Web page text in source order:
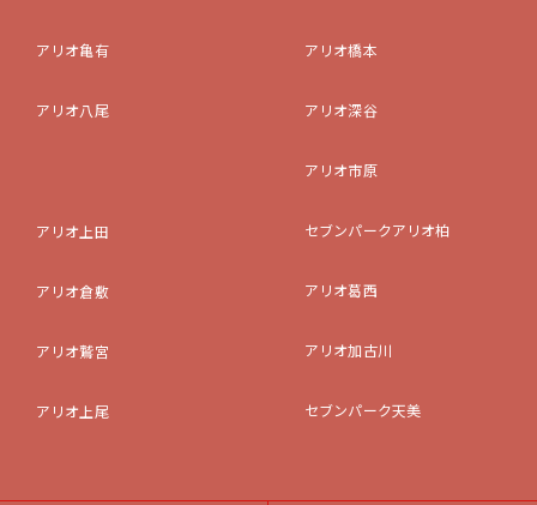
アリオ亀有
アリオ八尾
アリオ上田
アリオ倉敷
アリオ鷲宮
アリオ上尾
アリオ橋本
アリオ深谷
アリオ市原
セブンパークアリオ柏
アリオ葛西
アリオ加古川
セブンパーク天美